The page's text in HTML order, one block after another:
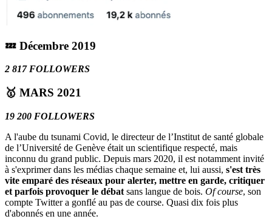
💤 Décembre 2019
2 817 FOLLOWERS
🥇 MARS 2021
19 200 FOLLOWERS
A l'aube du tsunami Covid, le directeur de l’Institut de santé globale
de l’Université de Genève était un scientifique respecté, mais
inconnu du grand public. Depuis mars 2020, il est notamment invité
à s'exprimer dans les médias chaque semaine et, lui aussi, s'est très
vite emparé des réseaux pour alerter, mettre en garde, critiquer
et parfois provoquer le débat sans langue de bois. Of course, son
compte Twitter a gonflé au pas de course. Quasi dix fois plus
d'abonnés en une année.